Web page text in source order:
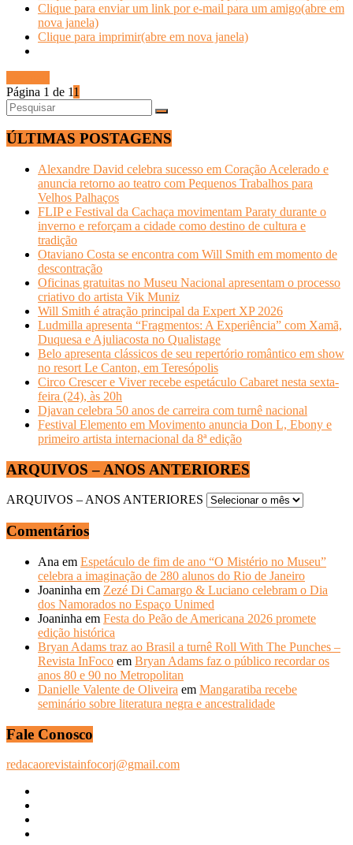
Clique para enviar um link por e-mail para um amigo(abre em
nova janela)
Clique para imprimir(abre em nova janela)
Página 1 de 11
ÚLTIMAS POSTAGENS
Alexandre David celebra sucesso em Coração Acelerado e
anuncia retorno ao teatro com Pequenos Trabalhos para
Velhos Palhaços
FLIP e Festival da Cachaça movimentam Paraty durante o
inverno e reforçam a cidade como destino de cultura e
tradição
Otaviano Costa se encontra com Will Smith em momento de
descontração
Oficinas gratuitas no Museu Nacional apresentam o processo
criativo do artista Vik Muniz
Will Smith é atração principal da Expert XP 2026
Ludmilla apresenta “Fragmentos: A Experiência” com Xamã,
Duquesa e Ajuliacosta no Qualistage
Belo apresenta clássicos de seu repertório romântico em show
no resort Le Canton, em Teresópolis
Circo Crescer e Viver recebe espetáculo Cabaret nesta sexta-
feira (24), às 20h
Djavan celebra 50 anos de carreira com turnê nacional
Festival Elemento em Movimento anuncia Don L, Ebony e
primeiro artista internacional da 8ª edição
ARQUIVOS – ANOS ANTERIORES
ARQUIVOS – ANOS ANTERIORES
Comentários
Ana em Espetáculo de fim de ano “O Mistério no Museu”
celebra a imaginação de 280 alunos do Rio de Janeiro
Joaninha em Zezé Di Camargo & Luciano celebram o Dia
dos Namorados no Espaço Unimed
Joaninha em Festa do Peão de Americana 2026 promete
edição histórica
Bryan Adams traz ao Brasil a turnê Roll With The Punches –
Revista InFoco em Bryan Adams faz o público recordar os
anos 80 e 90 no Metropolitan
Danielle Valente de Oliveira em Mangaratiba recebe
seminário sobre literatura negra e ancestralidade
Fale Conosco
redacaorevistainfocorj@gmail.com